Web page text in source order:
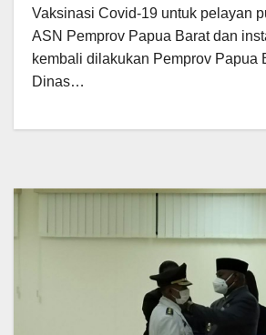
Vaksinasi Covid-19 untuk pelayan
ASN Pemprov Papua Barat dan
kembali dilakukan Pemprov Papua
Dinas…